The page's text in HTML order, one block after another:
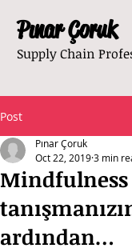
Pınar Çoruk
Supply Chain
Post
ardından…
Pınar Çoruk
Oct 22, 20193 min